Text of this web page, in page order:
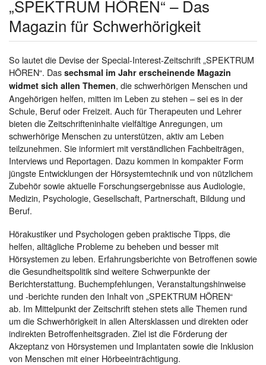
„SPEKTRUM HÖREN“ – Das
Magazin für Schwerhörigkeit
So lautet die Devise der Special-Interest-Zeitschrift „SPEKTRUM
HÖREN“. Das sechsmal im Jahr erscheinende Magazin
widmet sich allen Themen, die schwerhörigen Menschen und
Angehörigen helfen, mitten im Leben zu stehen – sei es in der
Schule, Beruf oder Freizeit. Auch für Therapeuten und Lehrer
bieten die Zeitschrifteninhalte vielfältige Anregungen, um
schwerhörige Menschen zu unterstützen, aktiv am Leben
teilzunehmen. Sie informiert mit verständlichen Fachbeiträgen,
Interviews und Reportagen. Dazu kommen in kompakter Form
jüngste Entwicklungen der Hörsystemtechnik und von nützlichem
Zubehör sowie aktuelle Forschungsergebnisse aus Audiologie,
Medizin, Psychologie, Gesellschaft, Partnerschaft, Bildung und
Beruf.
Hörakustiker und Psychologen geben praktische Tipps, die
helfen, alltägliche Probleme zu beheben und besser mit
Hörsystemen zu leben. Erfahrungsberichte von Betroffenen sowie
die Gesundheitspolitik sind weitere Schwerpunkte der
Berichterstattung. Buchempfehlungen, Veranstaltungshinweise
und -berichte runden den Inhalt von „SPEKTRUM HÖREN“
ab. Im Mittelpunkt der Zeitschrift stehen stets alle Themen rund
um die Schwerhörigkeit in allen Altersklassen und direkten oder
indirekten Betroffenheitsgraden. Ziel ist die Förderung der
Akzeptanz von Hörsystemen und Implantaten sowie die Inklusion
von Menschen mit einer Hörbeeinträchtigung.